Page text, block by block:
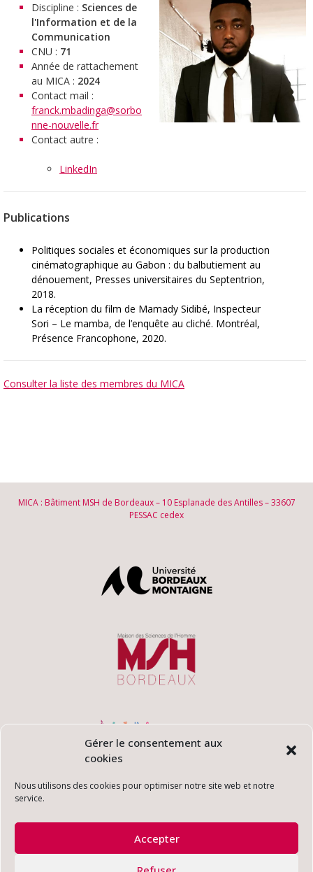
Gérer le consentement aux
cookies
Nous utilisons des cookies pour optimiser notre site web et notre
service.
Accepter
Discipline : Sciences de
l'Information et de la
Communication
CNU : 71
Année de rattachement
au MICA : 2024
Contact mail :
franck.mbadinga@sorbo
nne-nouvelle.fr
Contact autre :
LinkedIn
Publications
Politiques sociales et économiques sur la production
cinématographique au Gabon : du balbutiement au
dénouement, Presses universitaires du Septentrion,
2018.
La réception du film de Mamady Sidibé, Inspecteur
Sori – Le mamba, de l’enquête au cliché. Montréal,
Présence Francophone, 2020.
Consulter la liste des membres du MICA
MICA : Bâtiment MSH de Bordeaux – 10 Esplanade des Antilles – 33607
PESSAC cedex